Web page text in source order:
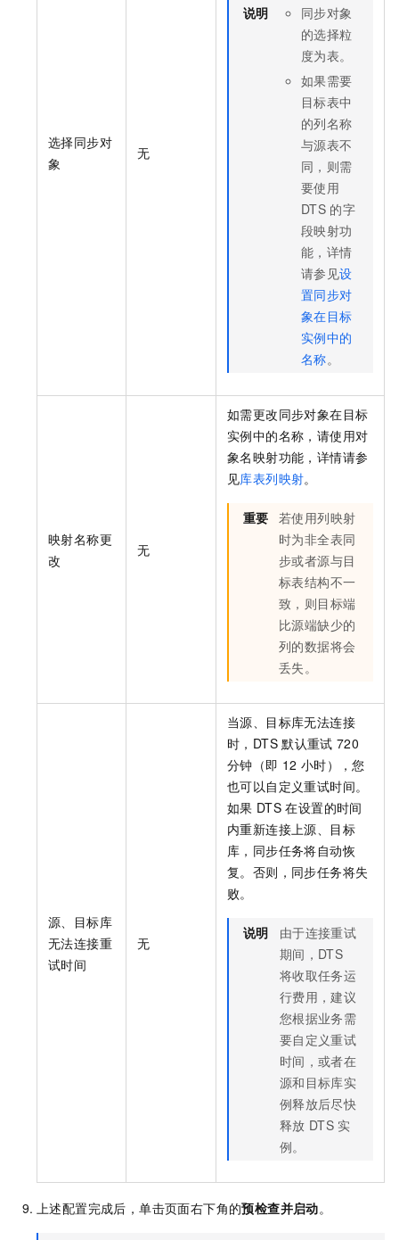
选择同步对
象
无
说明
同步对象
的选择粒
度为表。
如果需要
目标表中
的列名称
与源表不
同，则需
要使用
DTS 的字
段映射功
能，详情
请参见设
置同步对
象在目标
实例中的
名称。
映射名称更
改
无
如需更改同步对象在目标
实例中的名称，请使用对
象名映射功能，详情请参
见库表列映射。
重要 若使用列映射
时为非全表同
步或者源与目
标表结构不一
致，则目标端
比源端缺少的
列的数据将会
丢失。
源、目标库
无法连接重
试时间
无
当源、目标库无法连接
时，DTS 默认重试 720
分钟（即 12 小时），您
也可以自定义重试时间。
如果 DTS 在设置的时间
内重新连接上源、目标
库，同步任务将自动恢
复。否则，同步任务将失
败。
说明
由于连接重试
期间，DTS
将收取任务运
行费用，建议
您根据业务需
要自定义重试
时间，或者在
源和目标库实
例释放后尽快
释放 DTS 实
例。
上述配置完成后，单击页面右下角的预检查并启动。